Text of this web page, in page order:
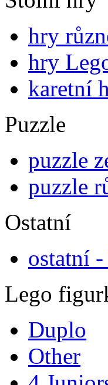
hry
hry
karetní
Puzzle
puzzle
puzzle
Ostatní
ostatní
Lego
Duplo
Other